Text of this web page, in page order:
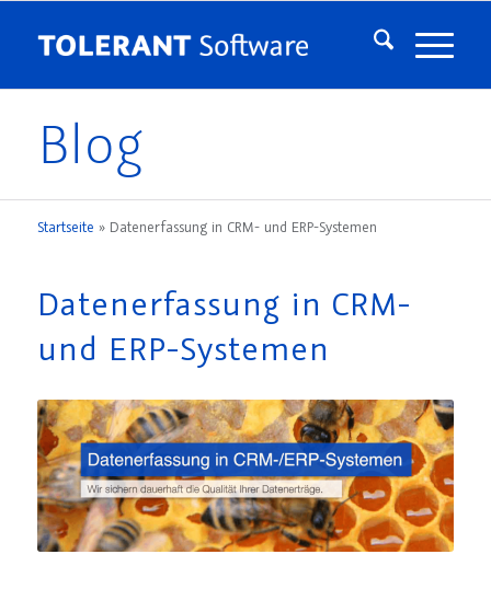
Blog
Startseite » Datenerfassung in CRM- und ERP-Systemen
Datenerfassung in CRM-
und ERP-Systemen